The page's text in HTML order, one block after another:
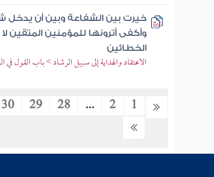
خيرت بين الشفاعة وبين أن يدخل
وأكفى أترونها للمؤمنين المتقين
الخطائين
الاعتقاد والهداية إلى سبيل الرشاد > باب القول
1
2
...
28
29
30